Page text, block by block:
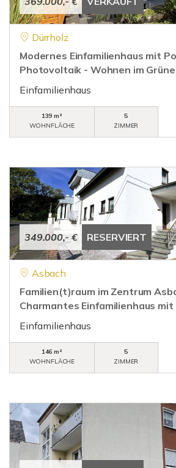
Dürrholz
Modernes Einfamilienhaus mit
Photovoltaik - Wohnen im
Einfamilienhaus
139 m²
WOHNFLÄCHE
5
ZIMMER
349.000,- € RESERVIERT
Asbach
Familien(t)raum im Zentrum
Charmantes Einfamilienhaus
Einfamilienhaus
146 m²
WOHNFLÄCHE
5
ZIMMER